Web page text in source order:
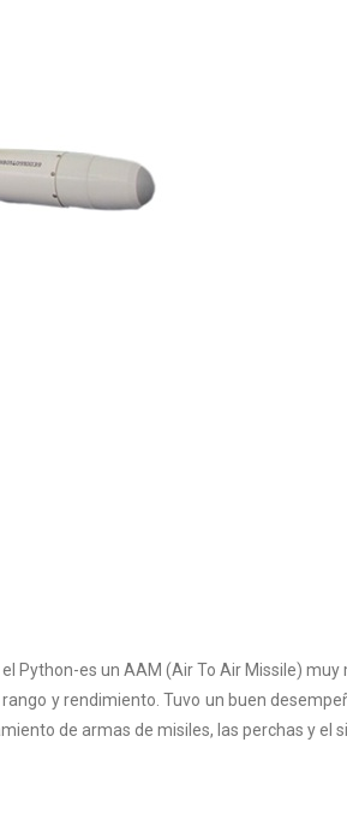
Python-es un AAM (Air To Air Missile)
y rendimiento. Tuvo un buen
de armas de misiles, las perchas y el